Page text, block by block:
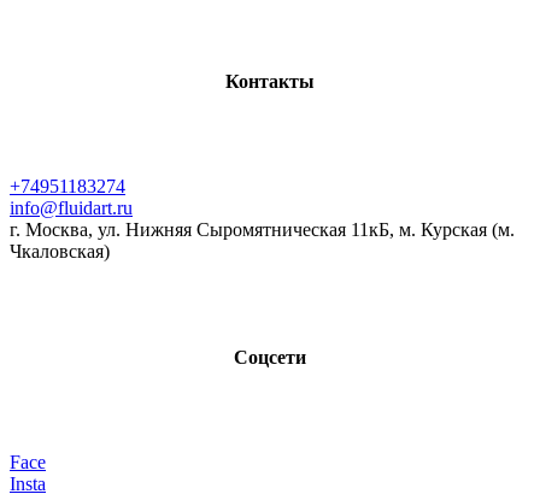
Контакты
+74951183274
info@fluidart.ru
г. Москва, ул. Нижняя Сыромятническая 11кБ, м. Курская (м.
Чкаловская)
Соцсети
Face
Insta